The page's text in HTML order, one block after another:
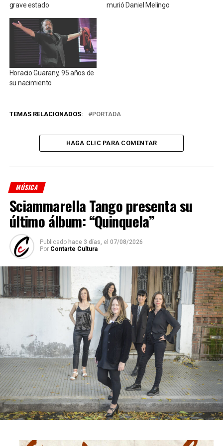
grave estado
murió Daniel Melingo
Horacio Guarany, 95 años de
su nacimiento
TEMAS RELACIONADOS: PORTADA
HAGA CLIC PARA COMENTAR
MÚSICA
Sciammarella Tango presenta su
último álbum: “Quinquela”
Publicado hace 3 días, el 07/08/2026
Por Contarte Cultura